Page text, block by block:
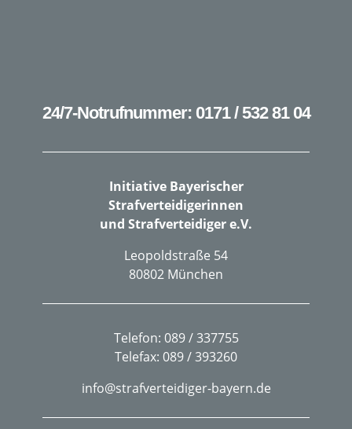
24/7-Notrufnummer: 0171 / 532 81 04
Initiative Bayerischer
Strafverteidigerinnen
und Strafverteidiger e.V.
Leopoldstraße 54
80802 München
Telefon: 089 / 337755
Telefax: 089 / 393260
info@strafverteidiger-bayern.de